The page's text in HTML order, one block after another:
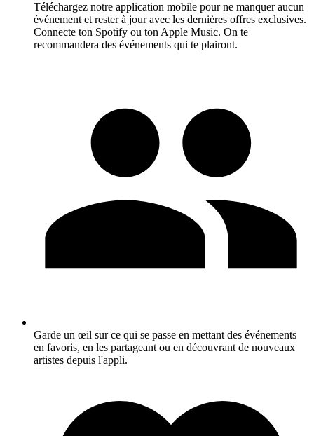
Téléchargez notre application mobile pour ne manquer aucun
événement et rester à jour avec les dernières offres exclusives.
Connecte ton Spotify ou ton Apple Music. On te
recommandera des événements qui te plairont.
Garde un œil sur ce qui se passe en mettant des événements
en favoris, en les partageant ou en découvrant de nouveaux
artistes depuis l'appli.